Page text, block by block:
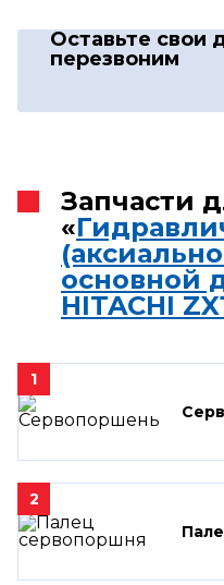
Оставьте свои
перезвоним
Запчасти
«
основной
HITACHI
1
2